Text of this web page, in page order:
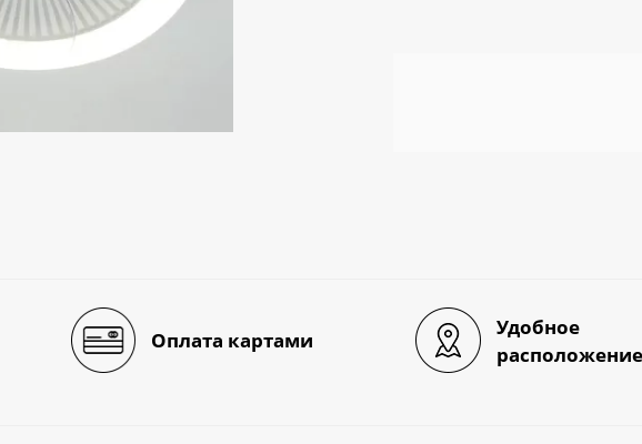
Оплата картами
Удобное
расположение